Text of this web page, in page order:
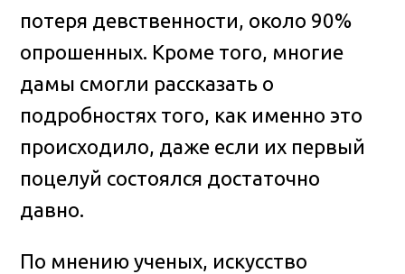
потеря девственности, около 90%
опрошенных. Кроме того, многие
дамы смогли рассказать о
подробностях того, как именно это
происходило, даже если их первый
поцелуй состоялся достаточно
давно.
По мнению ученых, искусство